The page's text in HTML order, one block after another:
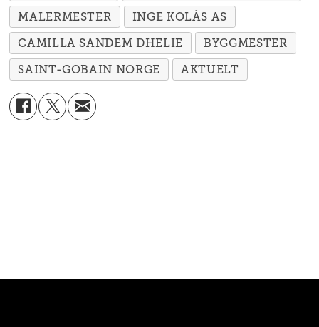
MALERMESTER
INGE KOLÅS AS
CAMILLA SANDEM DHELIE
BYGGMESTER
SAINT-GOBAIN NORGE
AKTUELT